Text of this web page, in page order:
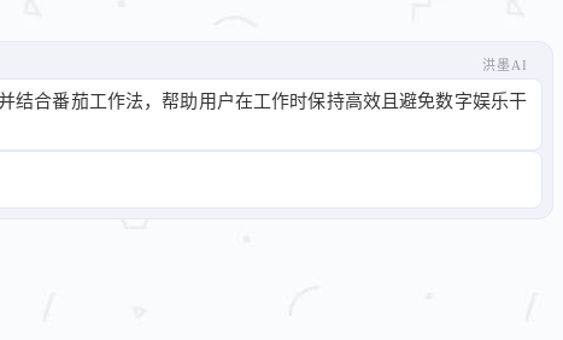
洪墨AI
结合番茄工作法，帮助用户在工作时保持高效且避免数字娱乐干